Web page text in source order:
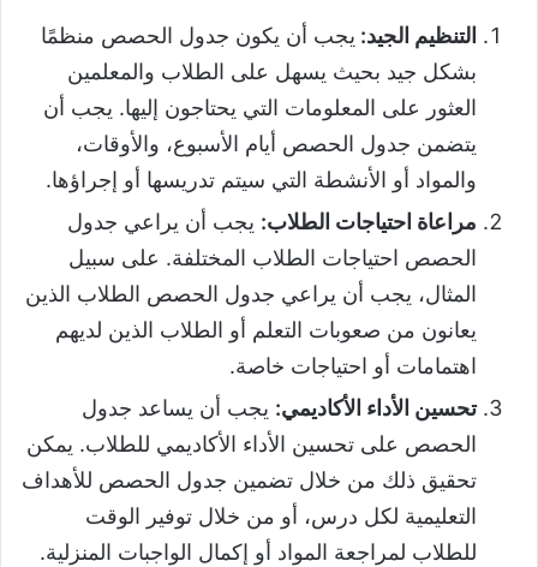
التنظيم الجيد: يجب أن يكون جدول الحصص منظمًا
بشكل جيد بحيث يسهل على الطلاب والمعلمين
العثور على المعلومات التي يحتاجون إليها. يجب أن
يتضمن جدول الحصص أيام الأسبوع، والأوقات،
والمواد أو الأنشطة التي سيتم تدريسها أو إجراؤها.
مراعاة احتياجات الطلاب: يجب أن يراعي جدول
الحصص احتياجات الطلاب المختلفة. على سبيل
المثال، يجب أن يراعي جدول الحصص الطلاب الذين
يعانون من صعوبات التعلم أو الطلاب الذين لديهم
اهتمامات أو احتياجات خاصة.
تحسين الأداء الأكاديمي: يجب أن يساعد جدول
الحصص على تحسين الأداء الأكاديمي للطلاب. يمكن
تحقيق ذلك من خلال تضمين جدول الحصص للأهداف
التعليمية لكل درس، أو من خلال توفير الوقت
للطلاب لمراجعة المواد أو إكمال الواجبات المنزلية.